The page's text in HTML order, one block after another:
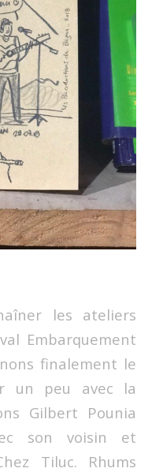
les ateliers
Embarquement
finalement le
un peu avec la
Gilbert Pounia
son voisin et
Tiluc. Rhums